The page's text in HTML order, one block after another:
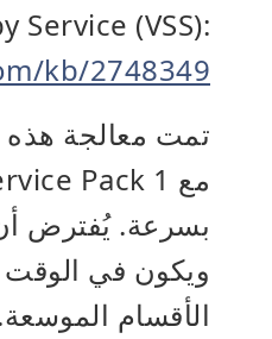
Service (VSS):
kb/2748349
الأقسام